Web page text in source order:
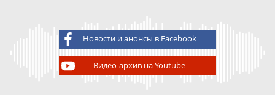
Новости и анонсы в Facebook
Видео-архив на Youtube